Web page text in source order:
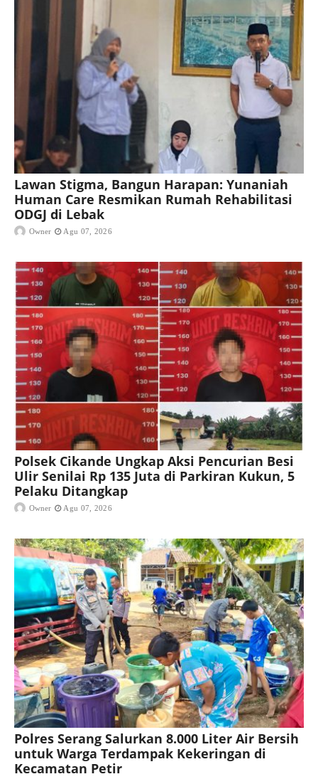
Lawan Stigma, Bangun Harapan: Yunaniah
Human Care Resmikan Rumah Rehabilitasi
ODGJ di Lebak
Owner Agu 07, 2026
Polsek Cikande Ungkap Aksi Pencurian Besi
Ulir Senilai Rp 135 Juta di Parkiran Kukun, 5
Pelaku Ditangkap
Owner Agu 07, 2026
Polres Serang Salurkan 8.000 Liter Air Bersih
untuk Warga Terdampak Kekeringan di
Kecamatan Petir